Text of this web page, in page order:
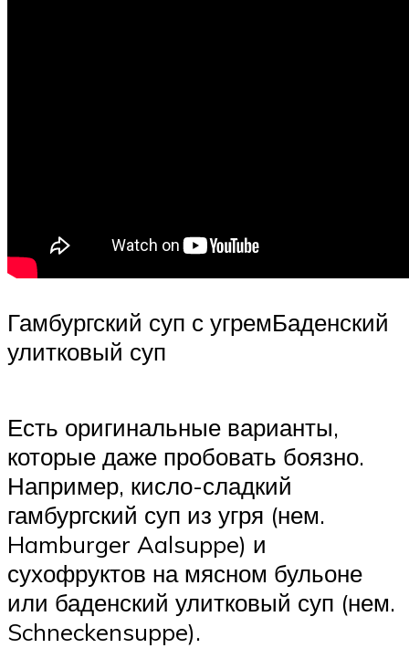
Гамбургский суп с угремБаденский
улитковый суп
Есть оригинальные варианты,
которые даже пробовать боязно.
Например, кисло-сладкий
гамбургский суп из угря (нем.
Hamburger Aalsuppe) и
сухофруктов на мясном бульоне
или баденский улитковый суп (нем.
Schneckensuppe).